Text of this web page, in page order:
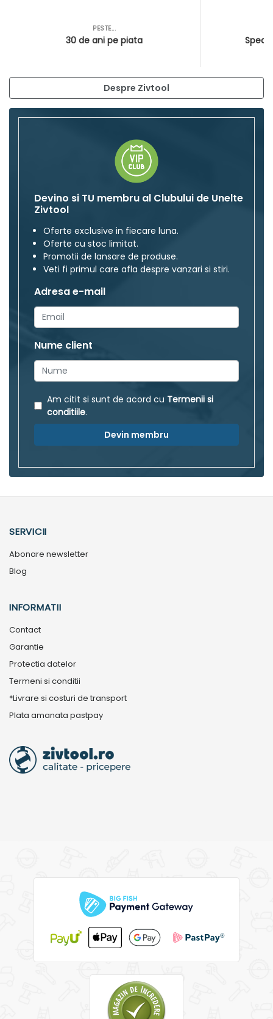
PESTE...
30 de ani pe piata
Despre Zivtool
Devino si TU membru al Clubului de Unelte
Zivtool
Oferte exclusive in fiecare luna.
Oferte cu stoc limitat.
Promotii de lansare de produse.
Veti fi primul care afla despre vanzari si stiri.
Adresa e-mail
Nume client
Am citit si sunt de acord cu Termenii si
conditiile.
Devin membru
SERVICII
Abonare newsletter
Blog
INFORMATII
Contact
Garantie
Protectia datelor
Termeni si conditii
*Livrare si costuri de transport
Plata amanata pastpay